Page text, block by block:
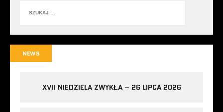
NEWS
XVII NIEDZIELA ZWYKŁA – 26 LIPCA 2026